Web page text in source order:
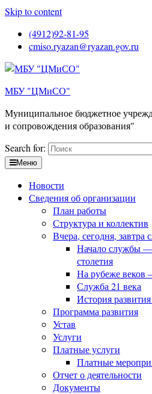
Skip to content
(4912)92-81-95
cmiso.ryazan@ryazan.gov.ru
МБУ "ЦМиСО"
Муниципальное бюджетное
и сопровождения образования"
Search for:
Меню
Новости
Сведения об организации
План работы
Структура и коллектив
Вчера, сегодня,
Начало службы —
столетия
На рубеже веков
Служба 21 века
История
Программа развития
Устав
Услуги
Платные услуги
Платные
Отчет о деятельности
Документы